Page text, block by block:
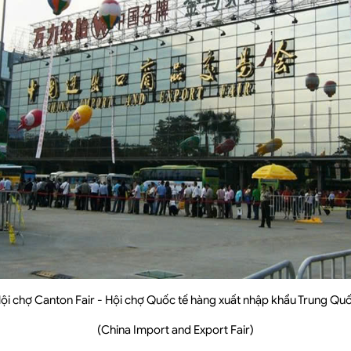
chợ Canton Fair - Hội chợ Quốc tế hàng xuất nhập khẩu Trung
(China Import and Export Fair)